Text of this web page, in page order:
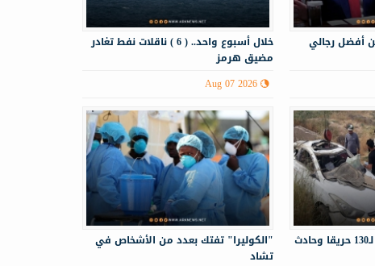
خلال أسبوع واحد.. ( 6 ) ناقلات نفط تغادر
مضيق هرمز
Aug 07 2026
أفضل رجالي
"الكوليرا" تفتك بعدد من الأشخاص في
تشاد
الدفاع المدني يستجيب لـ130 حريقا وحادث